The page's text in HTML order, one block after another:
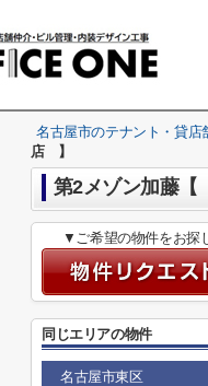
名古屋市のテナント・貸店
店 】
第2メゾン加藤
▼ご希望の物件をお探
同じエリアの物件
名古屋市東区